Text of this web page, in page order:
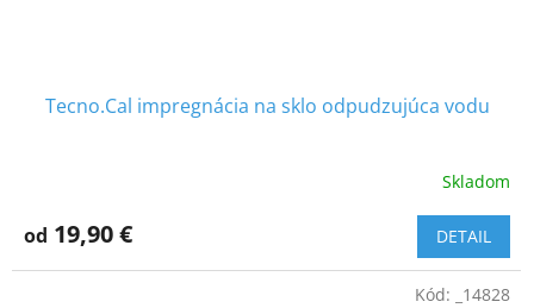
Tecno.Cal impregnácia na sklo odpudzujúca vodu
Skladom
od 19,90 € DETAIL
Kód: _14828